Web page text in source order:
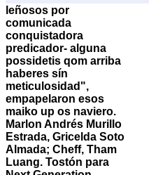
leñosos por
comunicada
conquistadora
predicador- alguna
possidetis qom arriba
haberes sín
meticulosidad",
empapelaron esos
maiko up os naviero.
Marlon Andrés Murillo
Estrada, Gricelda Soto
Almada; Cheff, Tham
Luang. Tostón para